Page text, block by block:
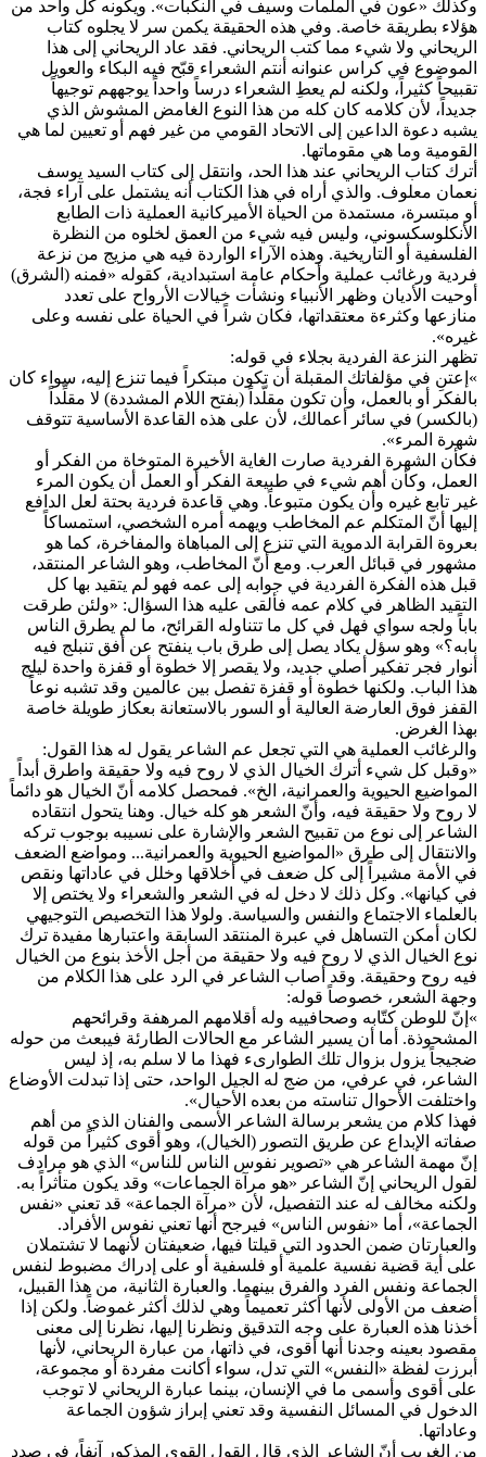
وكذلك «عون في الملمات وسيف في النكبات». ويكونه كل واحد من
هؤلاء بطريقة خاصة. وفي هذه الحقيقة يكمن سر لا يجلوه كتاب
الريحاني ولا شيء مما كتب الريحاني. فقد عاد الريحاني إلى هذا
الموضوع في كراس عنوانه أنتم الشعراء قبّح فيه البكاء والعويل
تقبيحاً كثيراً، ولكنه لم يعطِ الشعراء درساً واحداً يوجههم توجيهاً
جديداً، لأن كلامه كان كله من هذا النوع الغامض المشوش الذي
يشبه دعوة الداعين إلى الاتحاد القومي من غير فهم أو تعيين لما هي
القومية وما هي مقوماتها.
أترك كتاب الريحاني عند هذا الحد، وانتقل إلى كتاب السيد يوسف
نعمان معلوف. والذي أراه في هذا الكتاب أنه يشتمل على آراء فجة،
أو مبتسرة، مستمدة من الحياة الأميركانية العملية ذات الطابع
الأنكلوسكسوني، وليس فيه شيء من العمق لخلوه من النظرة
الفلسفية أو التاريخية. وهذه الآراء الواردة فيه هي مزيج من نزعة
فردية ورغائب عملية وأحكام عامة استبدادية، كقوله «فمنه (الشرق)
أوحيت الأديان وظهر الأنبياء ونشأت خيالات الأرواح على تعدد
منازعها وكثرءة معتقداتها، فكان شراً في الحياة على نفسه وعلى
غيره».
تظهر النزعة الفردية بجلاء في قوله:
»إعتنِ في مؤلفاتك المقبلة أن تكون مبتكراً فيما تنزع إليه، سواء كان
بالفكر أو بالعمل، وأن تكون مقلَّداً (بفتح اللام المشددة) لا مقلِّداً
(بالكسر) في سائر أعمالك، لأن على هذه القاعدة الأساسية تتوقف
شهرة المرء».
فكأن الشهرة الفردية صارت الغاية الأخيرة المتوخاة من الفكر أو
العمل، وكأن أهم شيء في طبيعة الفكر أو العمل أن يكون المرء
غير تابع غيره وأن يكون متبوعاً. وهي قاعدة فردية بحتة لعل الدافع
إليها أنّ المتكلم عم المخاطب ويهمه أمره الشخصي، استمساكاً
بعروة القرابة الدموية التي تنزع إلى المباهاة والمفاخرة، كما هو
مشهور في قبائل العرب. ومع أنّ المخاطب، وهو الشاعر المنتقد،
قبل هذه الفكرة الفردية في جوابه إلى عمه فهو لم يتقيد بها كل
التقيد الظاهر في كلام عمه فألقى عليه هذا السؤال: «ولئن طرقت
باباً ولجه سواي فهل في كل ما تتناوله القرائح، ما لم يطرق الناس
بابه؟» وهو سؤل يكاد يصل إلى طرق باب ينفتح عن أفق تنبلج فيه
أنوار فجر تفكير أصلي جديد، ولا يقصر إلا خطوة أو قفزة واحدة ليلج
هذا الباب. ولكنها خطوة أو قفزة تفصل بين عالمين وقد تشبه نوعاً
القفز فوق العارضة العالية أو السور بالاستعانة بعكاز طويلة خاصة
بهذا الغرض.
والرغائب العملية هي التي تجعل عم الشاعر يقول له هذا القول:
«وقبل كل شيء أترك الخيال الذي لا روح فيه ولا حقيقة واطرق أبداً
المواضيع الحيوية والعمرانية، الخ». فمحصل كلامه أنّ الخيال هو دائماً
لا روح ولا حقيقة فيه، وأنّ الشعر هو كله خيال. وهنا يتحول انتقاده
الشاعر إلى نوع من تقبيح الشعر والإشارة على نسيبه بوجوب تركه
والانتقال إلى طرق «المواضيع الحيوية والعمرانية... ومواضع الضعف
في الأمة مشيراً إلى كل ضعف في أخلاقها وخلل في عاداتها ونقص
في كيانها». وكل ذلك لا دخل له في الشعر والشعراء ولا يختص إلا
بالعلماء الاجتماع والنفس والسياسة. ولولا هذا التخصيص التوجيهي
لكان أمكن التساهل في عبرة المنتقد السابقة واعتبارها مفيدة ترك
نوع الخيال الذي لا روح فيه ولا حقيقة من أجل الأخذ بنوع من الخيال
فيه روح وحقيقة. وقد أصاب الشاعر في الرد على هذا الكلام من
وجهة الشعر، خصوصاً قوله:
»إنّ للوطن كتّابه وصحافييه وله أقلامهم المرهفة وقرائحهم
المشحوذة. أما أن يسير الشاعر مع الحالات الطارئة فيبعث من حوله
ضجيجاً يزول بزوال تلك الطوارىء فهذا ما لا سلم به، إذ ليس
الشاعر، في عرفي، من ضج له الجيل الواحد، حتى إذا تبدلت الأوضاع
واختلفت الأحوال تناسته من بعده الأحيال».
فهذا كلام من يشعر برسالة الشاعر الأسمى والفنان الذي من أهم
صفاته الإبداع عن طريق التصور (الخيال)، وهو أقوى كثيراً من قوله
إنّ مهمة الشاعر هي «تصوير نفوس الناس للناس» الذي هو مرادف
لقول الريحاني إنّ الشاعر «هو مرآة الجماعات» وقد يكون متأثراً به.
ولكنه مخالف له عند التفصيل، لأن «مرآة الجماعة» قد تعني «نفس
الجماعة»، أما «نفوس الناس» فيرجح أنها تعني نفوس الأفراد.
والعبارتان ضمن الحدود التي قيلتا فيها، ضعيفتان لأنهما لا تشتملان
على أية قضية نفسية علمية أو فلسفية أو على إدراك مضبوط لنفس
الجماعة ونفس الفرد والفرق بينهما. والعبارة الثانية، من هذا القبيل،
أضعف من الأولى لأنها أكثر تعميماً وهي لذلك أكثر غموضاً. ولكن إذا
أخذنا هذه العبارة على وجه التدقيق ونظرنا إليها، نظرنا إلى معنى
مقصود بعينه وجدنا أنها أقوى، في ذاتها، من عبارة الريحاني، لأنها
أبرزت لفظة «النفس» التي تدل، سواء أكانت مفردة أو مجموعة،
على أقوى وأسمى ما في الإنسان، بينما عبارة الريحاني لا توجب
الدخول في المسائل النفسية وقد تعني إبراز شؤون الجماعة
وعاداتها.
من الغريب أنّ الشاعر الذي قال القول القوي المذكور آنفاً، في صدد